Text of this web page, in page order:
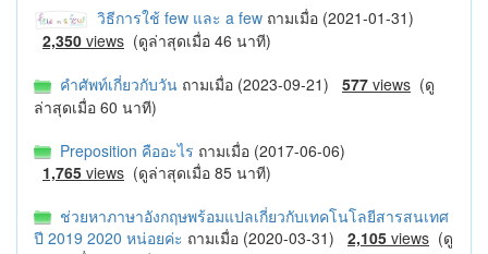
วิธีการใช้ few และ a few ถามเมื่อ (2021-01-31)
2,350 views (ดูล่าสุดเมื่อ 46 นาที)
คำศัพท์เกี่ยวกับวัน ถามเมื่อ (2023-09-21) 577 views (ดู
ล่าสุดเมื่อ 60 นาที)
Preposition คืออะไร ถามเมื่อ (2017-06-06)
1,765 views (ดูล่าสุดเมื่อ 85 นาที)
ช่วยหาภาษาอังกฤษพร้อมแปลเกี่ยวกับเทคโนโลยีสารสนเทศ
ปี 2019 2020 หน่อยค่ะ ถามเมื่อ (2020-03-31) 2,105 views (ดู